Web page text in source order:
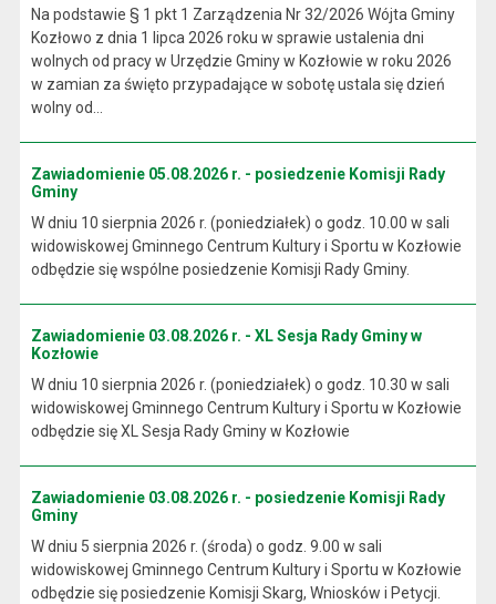
Na podstawie § 1 pkt 1 Zarządzenia Nr 32/2026 Wójta Gminy
Kozłowo z dnia 1 lipca 2026 roku w sprawie ustalenia dni
wolnych od pracy w Urzędzie Gminy w Kozłowie w roku 2026
w zamian za święto przypadające w sobotę ustala się dzień
wolny od...
Zawiadomienie 05.08.2026 r. - posiedzenie Komisji Rady
Gminy
W dniu 10 sierpnia 2026 r. (poniedziałek) o godz. 10.00 w sali
widowiskowej Gminnego Centrum Kultury i Sportu w Kozłowie
odbędzie się wspólne posiedzenie Komisji Rady Gminy.
Zawiadomienie 03.08.2026 r. - XL Sesja Rady Gminy w
Kozłowie
W dniu 10 sierpnia 2026 r. (poniedziałek) o godz. 10.30 w sali
widowiskowej Gminnego Centrum Kultury i Sportu w Kozłowie
odbędzie się XL Sesja Rady Gminy w Kozłowie
Zawiadomienie 03.08.2026 r. - posiedzenie Komisji Rady
Gminy
W dniu 5 sierpnia 2026 r. (środa) o godz. 9.00 w sali
widowiskowej Gminnego Centrum Kultury i Sportu w Kozłowie
odbędzie się posiedzenie Komisji Skarg, Wniosków i Petycji.